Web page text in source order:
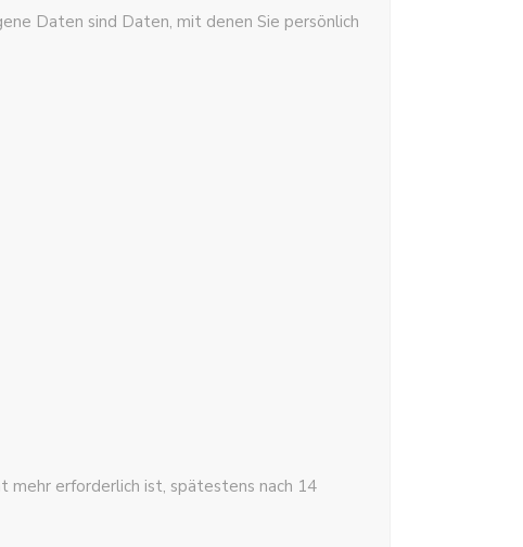
Daten sind Daten, mit denen Sie persönlich
mehr erforderlich ist, spätestens nach 14